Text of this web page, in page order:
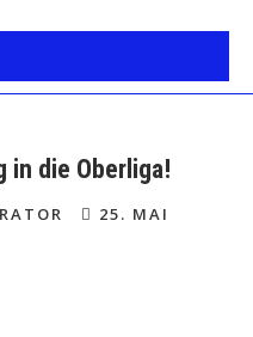
in die Oberliga!
25. MAI